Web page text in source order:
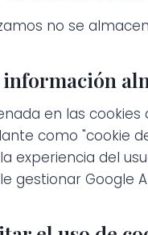
no se
en las
como "cookie
experiencia del
gestionar Google